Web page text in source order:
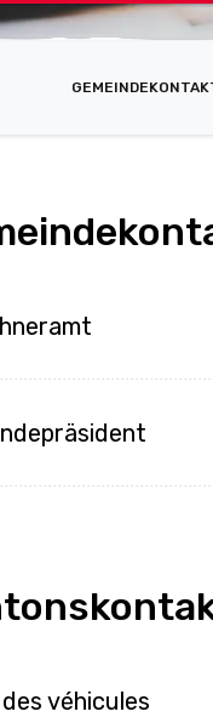
véhicules